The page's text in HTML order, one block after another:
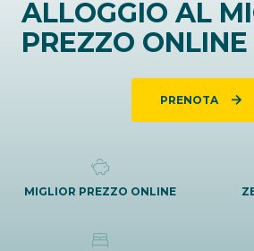
ALLOGGIO AL
PREZZO ONLINE
PRENOTA
MIGLIOR PREZZO ONLINE